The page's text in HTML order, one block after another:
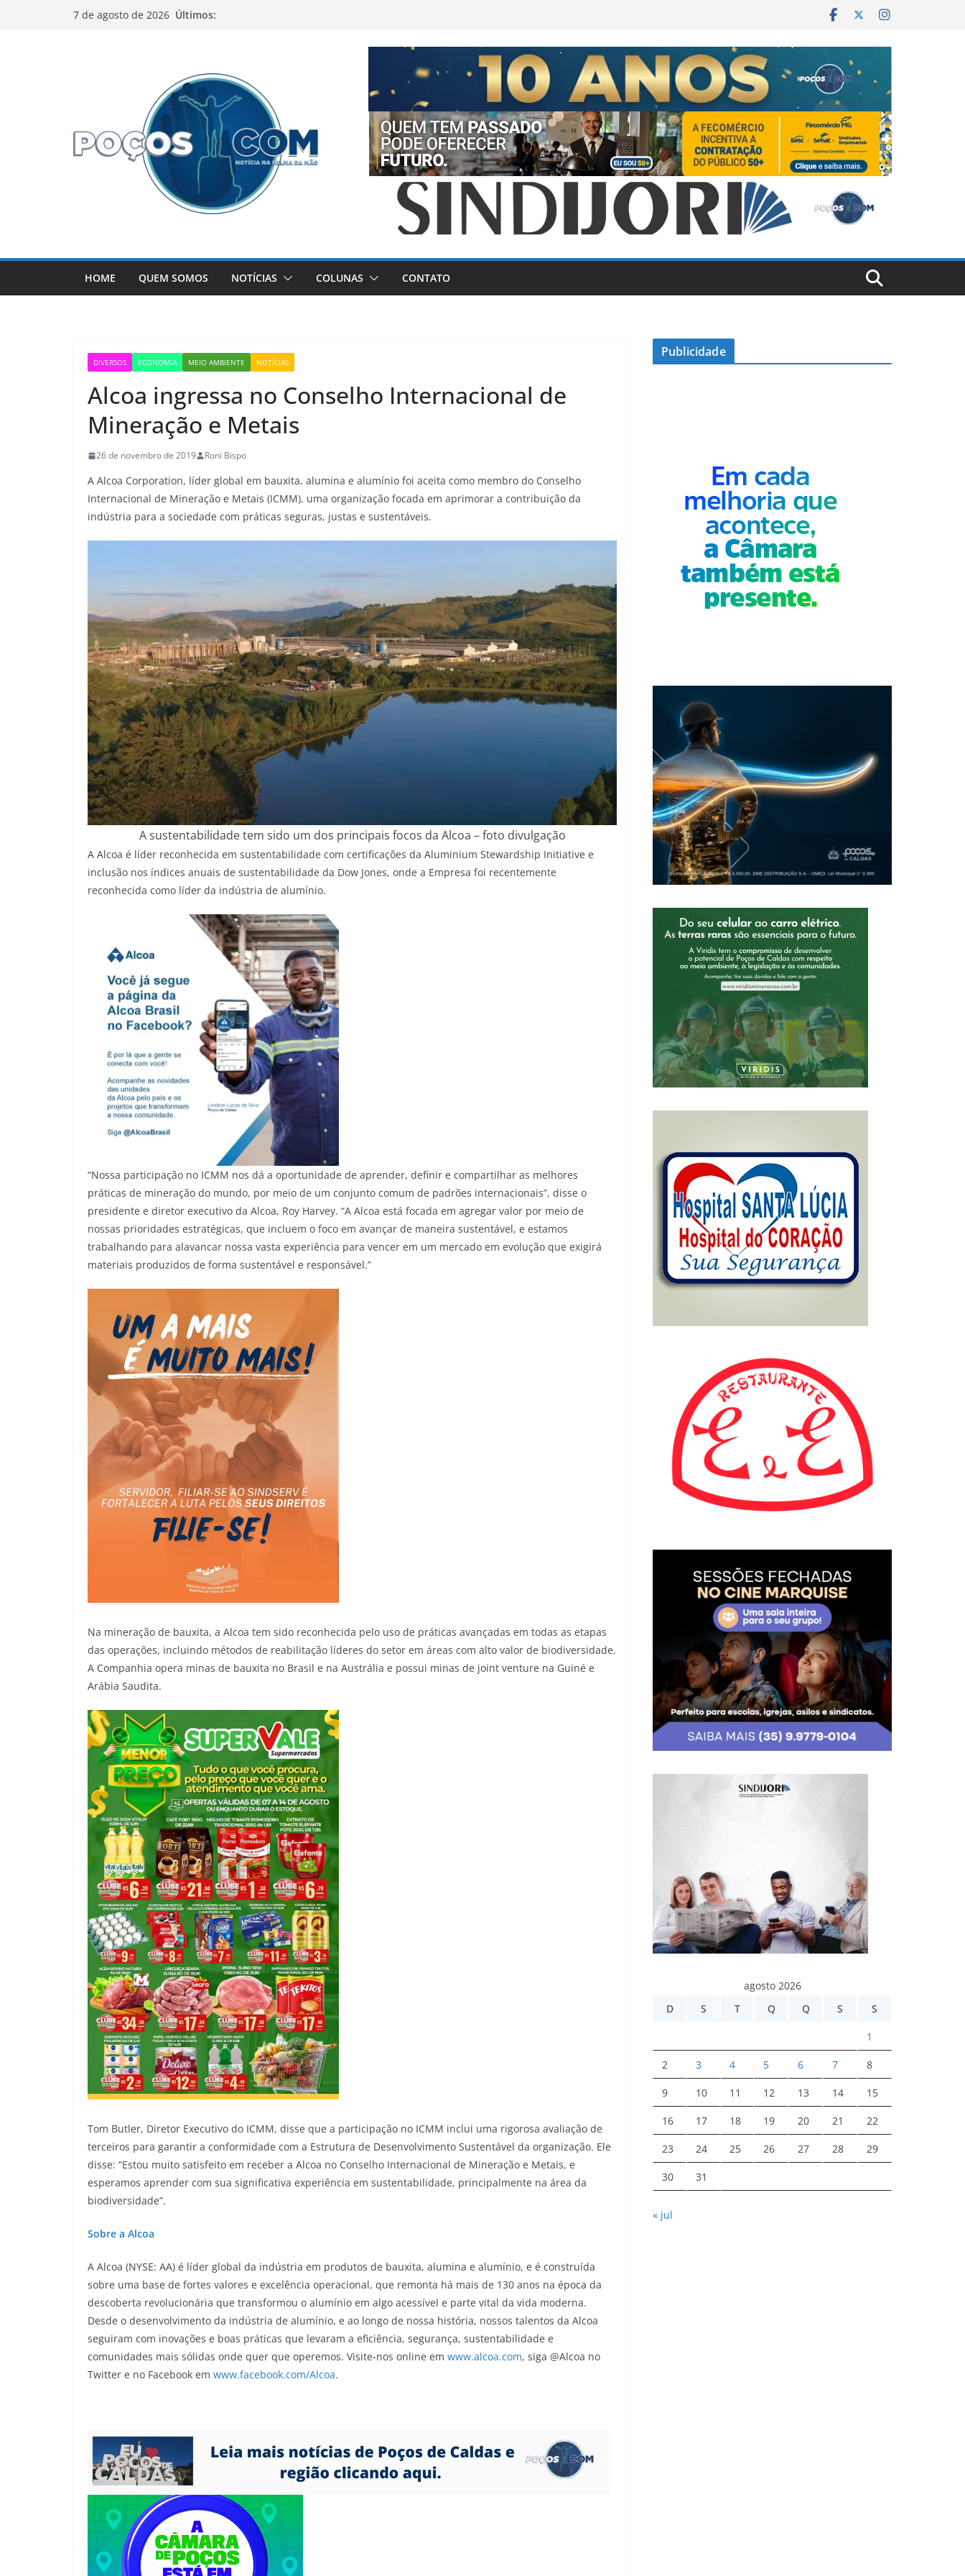
7 de agosto de 2026 Últimos:
HOME QUEM SOMOS NOTÍCIAS COLUNAS CONTATO
DIVERSOS ECONOMIA MEIO AMBIENTE NOTÍCIAS
Alcoa ingressa no Conselho Internacional de
Mineração e Metais
26 de novembro de 2019 Roni Bispo
A Alcoa Corporation, líder global em bauxita, alumina e alumínio foi aceita como membro do Conselho
Internacional de Mineração e Metais (ICMM), uma organização focada em aprimorar a contribuição da
indústria para a sociedade com práticas seguras, justas e sustentáveis.
A sustentabilidade tem sido um dos principais focos da Alcoa – foto divulgação
A Alcoa é líder reconhecida em sustentabilidade com certificações da Aluminium Stewardship Initiative e
inclusão nos índices anuais de sustentabilidade da Dow Jones, onde a Empresa foi recentemente
reconhecida como líder da indústria de alumínio.
“Nossa participação no ICMM nos dá a oportunidade de aprender, definir e compartilhar as melhores
práticas de mineração do mundo, por meio de um conjunto comum de padrões internacionais”, disse o
presidente e diretor executivo da Alcoa, Roy Harvey. “A Alcoa está focada em agregar valor por meio de
nossas prioridades estratégicas, que incluem o foco em avançar de maneira sustentável, e estamos
trabalhando para alavancar nossa vasta experiência para vencer em um mercado em evolução que exigirá
materiais produzidos de forma sustentável e responsável.”
Na mineração de bauxita, a Alcoa tem sido reconhecida pelo uso de práticas avançadas em todas as etapas
das operações, incluindo métodos de reabilitação líderes do setor em áreas com alto valor de biodiversidade.
A Companhia opera minas de bauxita no Brasil e na Austrália e possui minas de joint venture na Guiné e
Arábia Saudita.
Tom Butler, Diretor Executivo do ICMM, disse que a participação no ICMM inclui uma rigorosa avaliação de
terceiros para garantir a conformidade com a Estrutura de Desenvolvimento Sustentável da organização. Ele
disse: “Estou muito satisfeito em receber a Alcoa no Conselho Internacional de Mineração e Metais, e
esperamos aprender com sua significativa experiência em sustentabilidade, principalmente na área da
biodiversidade”.
Sobre a Alcoa
A Alcoa (NYSE: AA) é líder global da indústria em produtos de bauxita, alumina e alumínio, e é construída
sobre uma base de fortes valores e excelência operacional, que remonta há mais de 130 anos na época da
descoberta revolucionária que transformou o alumínio em algo acessível e parte vital da vida moderna.
Desde o desenvolvimento da indústria de alumínio, e ao longo de nossa história, nossos talentos da Alcoa
seguiram com inovações e boas práticas que levaram a eficiência, segurança, sustentabilidade e
comunidades mais sólidas onde quer que operemos. Visite-nos online em www.alcoa.com, siga @Alcoa no
Twitter e no Facebook em www.facebook.com/Alcoa.
Publicidade
agosto 2026
D
S T Q Q S S
1
2 3 4 5 6 7 8
9 10 11 12 13 14 15
16 17 18 19 20 21 22
23 24 25 26 27 28 29
30 31
« jul